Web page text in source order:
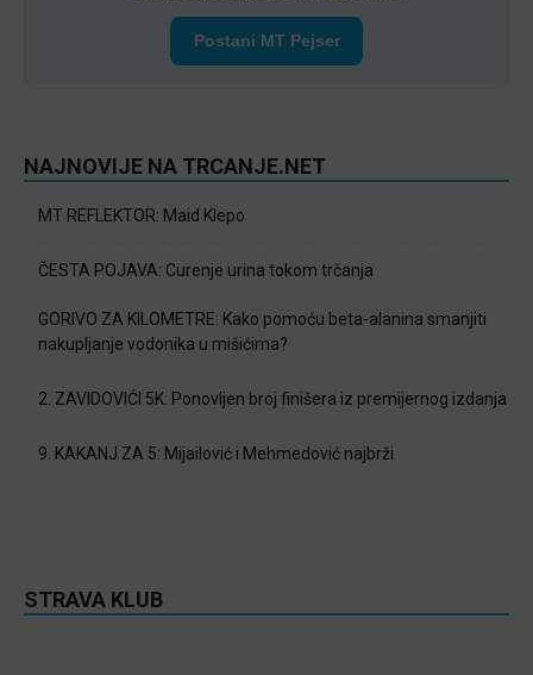
Postani MT Pejser
NAJNOVIJE NA TRCANJE.NET
MT REFLEKTOR: Maid Klepo
ČESTA POJAVA: Curenje urina tokom trčanja
GORIVO ZA KILOMETRE: Kako pomoću beta-alanina smanjiti
nakupljanje vodonika u mišićima?
2. ZAVIDOVIĆI 5K: Ponovljen broj finišera iz premijernog izdanja
9. KAKANJ ZA 5: Mijailović i Mehmedović najbrži
STRAVA KLUB